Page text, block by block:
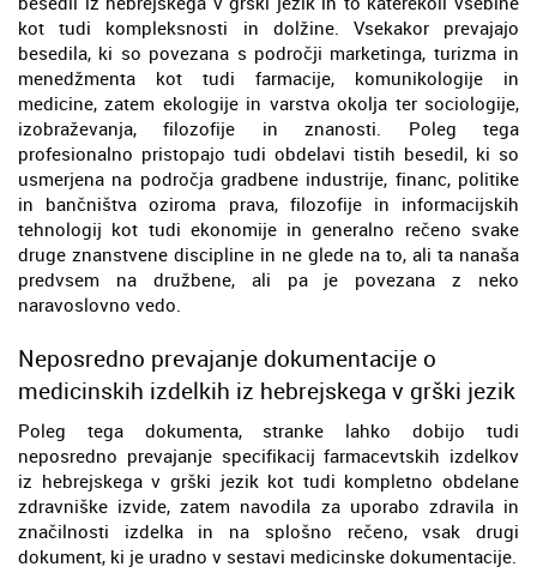
kot tudi kompleksnosti in dolžine. Vsekakor prevajajo
besedila, ki so povezana s področji marketinga, turizma in
menedžmenta kot tudi farmacije, komunikologije in
medicine, zatem ekologije in varstva okolja ter sociologije,
izobraževanja, filozofije in znanosti. Poleg tega
profesionalno pristopajo tudi obdelavi tistih besedil, ki so
usmerjena na področja gradbene industrije, financ, politike
in bančništva oziroma prava, filozofije in informacijskih
tehnologij kot tudi ekonomije in generalno rečeno svake
druge znanstvene discipline in ne glede na to, ali ta nanaša
predvsem na družbene, ali pa je povezana z neko
naravoslovno vedo.
Neposredno prevajanje dokumentacije o
medicinskih izdelkih iz hebrejskega v grški jezik
Poleg tega dokumenta, stranke lahko dobijo tudi
neposredno prevajanje specifikacij farmacevtskih izdelkov
iz hebrejskega v grški jezik kot tudi kompletno obdelane
zdravniške izvide, zatem navodila za uporabo zdravila in
značilnosti izdelka in na splošno rečeno, vsak drugi
dokument, ki je uradno v sestavi medicinske dokumentacije.